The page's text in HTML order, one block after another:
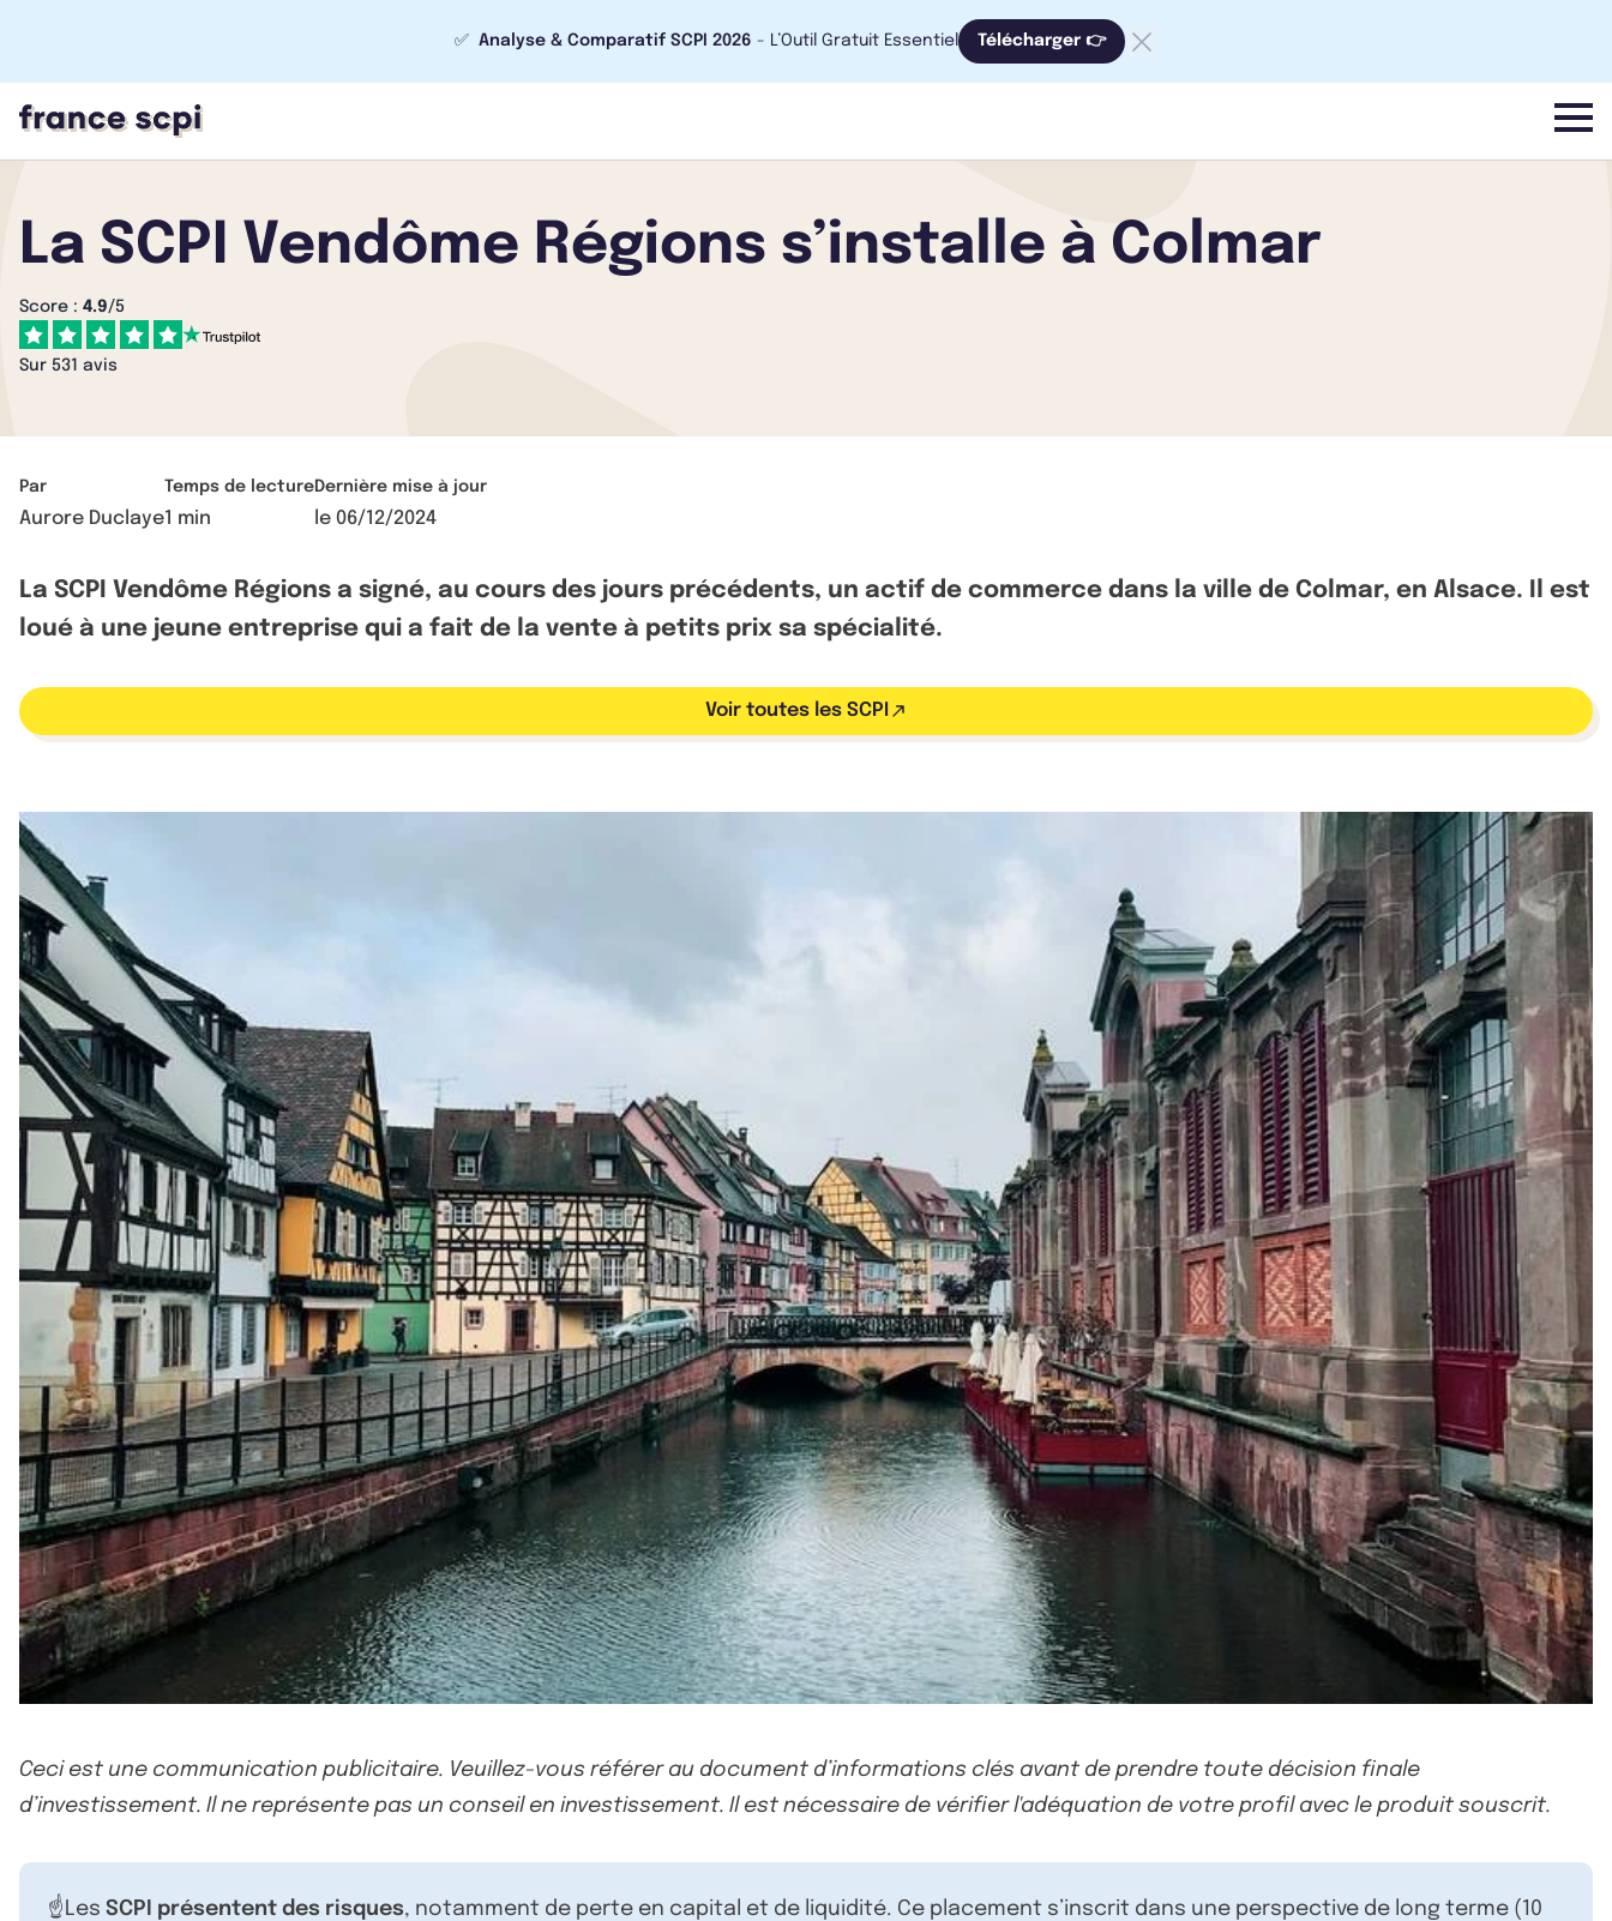
✅ Analyse & Comparatif SCPI 2026 - L’Outil Gratuit Essentiel Télécharger 👉
menu
La SCPI Vendôme Régions s’installe à Colmar
Score : 4.9/5
Sur 531 avis
Par
Aurore Duclaye
Temps de lecture
1 min
Dernière mise à jour
le 06/12/2024
La SCPI Vendôme Régions a signé, au cours des jours précédents, un actif de commerce dans la ville de Colmar, en Alsace. Il est
loué à une jeune entreprise qui a fait de la vente à petits prix sa spécialité.
Voir toutes les SCPI
Ceci est une communication publicitaire. Veuillez-vous référer au document d’informations clés avant de prendre toute décision finale
d’investissement. Il ne représente pas un conseil en investissement. Il est nécessaire de vérifier l'adéquation de votre profil avec le produit souscrit.
☝️Les SCPI présentent des risques, notamment de perte en capital et de liquidité. Ce placement s’inscrit dans une perspective de long terme (10